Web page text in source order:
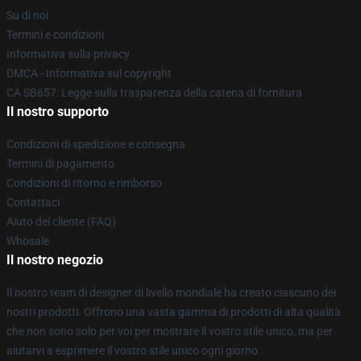
Su di noi
Termini e condizioni
Informativa sulla privacy
DMCA - Informativa sul copyright
CA SB657: Legge sulla trasparenza della catena di fornitura
Il nostro supporto
Condizioni di spedizione e consegna
Termini di pagamento
Condizioni di ritorno e rimborso
Contattaci
Aiuto del cliente (FAQ)
Whosale
Il nostro negozio
Il nostro team di designer di livello mondiale ha creato ciascuno dei
nostri prodotti. Offrono una vasta gamma di prodotti di alta qualità
che non sono solo per voi per mostrare il vostro stile unico, ma per
aiutarvi a esprimere il vostro stile unico ogni giorno.